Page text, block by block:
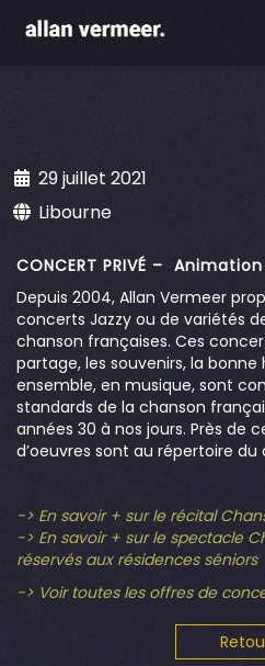
29 juillet 2021
Libourne
CONCERT PRIVÉ –
Depuis 2004, Allan Vermeer
concerts Jazzy ou de variétés
chanson françaises. Ces
partage, les souvenirs, la bonne
ensemble, en musique, sont
standards de la chanson
années 30 à nos jours. Près de
d’oeuvres sont au répertoire du
-> En savoir + sur le récital
-> En savoir + sur le spectacle
réservés aux résidences séniors
-> Voir toutes les offres de